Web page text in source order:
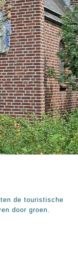
de touristische
door groen.